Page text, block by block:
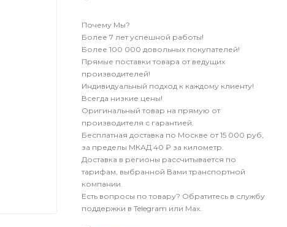
Почему Мы?
Более 7 лет успешной работы!
Более 100 000 довольных покупателей!
Прямые поставки товара от ведущих
производителей!
Индивидуальный подход к каждому клиенту!
Всегда низкие цены!
Оригинальный товар на прямую от
производителя с гарантией.
Бесплатная доставка по Москве от 15 000 руб,
за пределы МКАД 40 ₽ за километр.
Доставка в регионы рассчитывается по
тарифам, выбранной Вами транспортной
компании.
Есть вопросы по товару? Обратитесь в службу
поддержки в Telegram или Max.